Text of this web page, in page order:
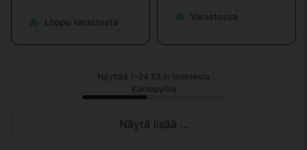
Loppu varastosta Varastossa
Näyttää 1–24 53 in teoksesta
Kuntopyörä
Näytä lisää ...